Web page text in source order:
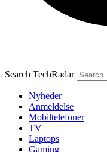
Search TechRadar
Nyheder
Anmeldelse
Mobiltelefoner
TV
Laptops
Gaming